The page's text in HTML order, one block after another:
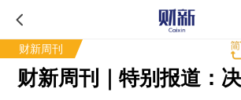
财新周刊
财新周刊｜特别报道：